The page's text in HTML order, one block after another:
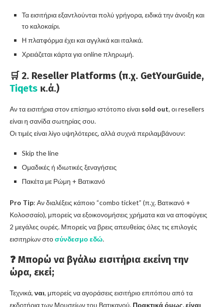
Τα εισιτήρια εξαντλούνται πολύ γρήγορα, ειδικά την άνοιξη και
το καλοκαίρι.
Η πλατφόρμα έχει και αγγλικά και ιταλικά.
Χρειάζεται κάρτα για online πληρωμή.
🛒 2. Reseller Platforms (π.χ. GetYourGuide,
Tiqets κ.ά.)
Αν τα εισιτήρια στον επίσημο ιστότοπο είναι sold out, οι resellers
είναι η σανίδα σωτηρίας σου.
Οι τιμές είναι λίγο υψηλότερες, αλλά συχνά περιλαμβάνουν:
Skip the line
Ομαδικές ή ιδιωτικές ξεναγήσεις
Πακέτα με Ρώμη + Βατικανό
Pro Tip: Αν διαλέξεις κάποιο “combo ticket” (π.χ. Βατικανό +
Κολοσσαίο), μπορείς να εξοικονομήσεις χρήματα και να αποφύγεις
2 μεγάλες ουρές. Μπορείς να βρεις απευθείας όλες τις επιλογές
εισιτηρίων στοσύνδεσμο εδώ.
❓ Μπορώ να βγάλω εισιτήρια εκείνη την
ώρα, εκεί;
Τεχνικά, ναι, μπορείς να αγοράσεις εισιτήριο επιτόπου από τα
εκδοτήρια των Μουσείων του Βατικανού. Πρακτικά όμως, είναι